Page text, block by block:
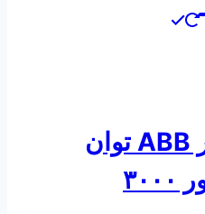
الکتروموتور ABB توان